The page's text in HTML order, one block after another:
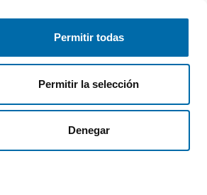
Permitir todas
Permitir la selección
Denegar
gratis Inicia sesión